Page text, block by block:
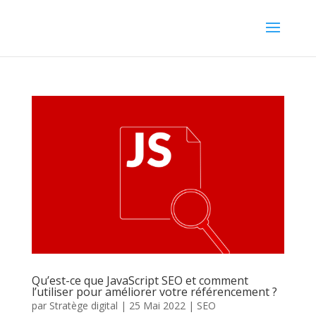
Qu’est-ce que JavaScript SEO et comment
l’utiliser pour améliorer votre référencement ?
par Stratège digital | 25 Mai 2022| SEO